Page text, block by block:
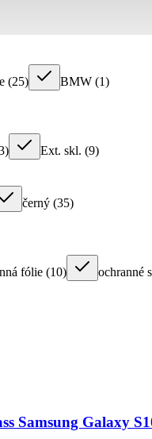
(25) BMW (1)
) Ext. skl. (9)
černý (35)
fólie (10) ochranné
Samsung Galaxy